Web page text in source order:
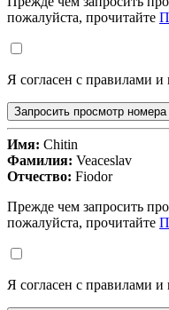
пожалуйста, прочитайте
Я согласен с правилами и
Запросить просмотр номера
Имя: Chitin
Фамилия: Veaceslav
Отчество: Fiodor
Прежде чем запросить
пожалуйста, прочитайте
Я согласен с правилами и